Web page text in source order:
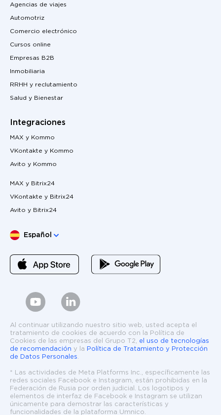
Agencias de viajes
Automotriz
Comercio electrónico
Cursos online
Empresas B2B
Inmobiliaria
RRHH y reclutamiento
Salud y Bienestar
Integraciones
MAX y Kommo
VKontakte y Kommo
Avito y Kommo
MAX y Bitrix24
VKontakte y Bitrix24
Avito y Bitrix24
Elige lengua
Español
Al continuar utilizando nuestro sitio web, usted acepta el
tratamiento de cookies de acuerdo con la Política de
Cookies de las empresas del Grupo T2, el uso de tecnologías
de recomendación y la
Política de Tratamiento y Protección
de Datos Personales.
* Las actividades de Meta Platforms Inc., específicamente las
redes sociales Facebook e Instagram, están prohibidas en la
Federación de Rusia por orden judicial. Los logotipos y
elementos de interfaz de Facebook e Instagram se utilizan
únicamente para demostrar las características y
funcionalidades de la plataforma Umnico.